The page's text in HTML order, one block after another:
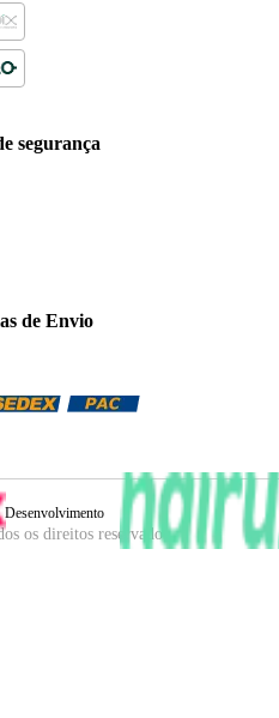
segurança
de Envio
os direitos reservados.
Desenvolvimento